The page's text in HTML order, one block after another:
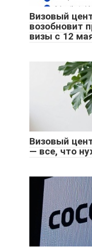
Визовый
возобновит
визы с 12
Визовый
— все, что